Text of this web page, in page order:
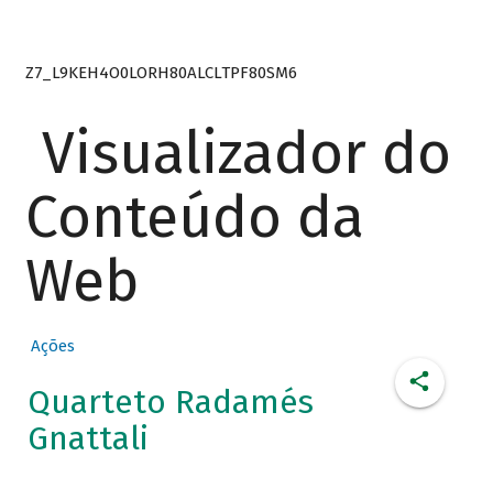
Z7_L9KEH4O0LORH80ALCLTPF80SM6
Visualizador do
Conteúdo da
Web
Ações
Quarteto Radamés
Gnattali